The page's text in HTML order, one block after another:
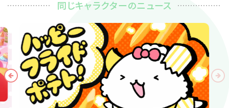
同じキャラクターのニュース